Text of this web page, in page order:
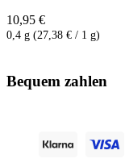
10,95 €
0,4 g (27,38 € / 1 g)
Bequem zahlen